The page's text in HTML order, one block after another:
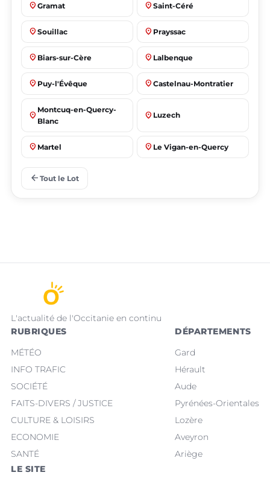
place Gramat place Saint-Céré
place Souillac place Prayssac
place Biars-sur-Cère place Lalbenque
place Puy-l'Évêque place Castelnau-Montratier
place
Montcuq-en-Quercy-
Blanc
place Luzech
place Martel place Le Vigan-en-Quercy
place
arrow_back Tout le Lot
L'actualité de l'Occitanie en continu
RUBRIQUES
MÉTÉO
INFO TRAFIC
SOCIÉTÉ
FAITS-DIVERS / JUSTICE
CULTURE & LOISIRS
ECONOMIE
SANTÉ
DÉPARTEMENTS
Gard
Hérault
Aude
Pyrénées-Orientales
Lozère
Aveyron
Ariège
LE SITE